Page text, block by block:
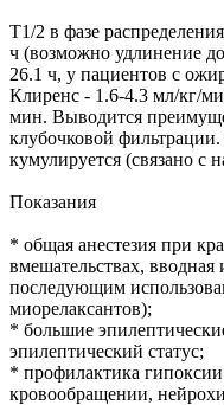
T1/2 в фазе
ч (возможно удлинение
26.1 ч, у пациентов с
Клиренс - 1.6-4.3 мл/кг/
мин. Выводится
клубочковой
кумулируется (связано с
Показания
* общая анестезия при
вмешательствах, вводная
последующим
миорелаксантов);
* большие
эпилептический статус;
* профилактика
кровообращении,